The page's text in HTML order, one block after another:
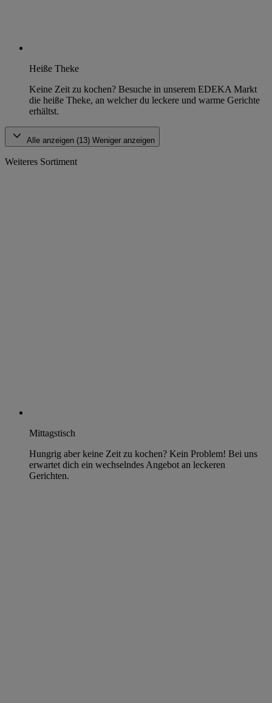
Heiße Theke
Keine Zeit zu kochen? Besuche in unserem EDEKA Markt
die heiße Theke, an welcher du leckere und warme Gerichte
erhältst.
Alle anzeigen (13) Weniger anzeigen
Weiteres Sortiment
Mittagstisch
Hungrig aber keine Zeit zu kochen? Kein Problem! Bei uns
erwartet dich ein wechselndes Angebot an leckeren
Gerichten.